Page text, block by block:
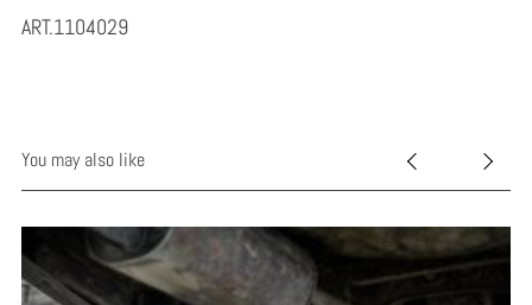
ART.1104029
You may also like